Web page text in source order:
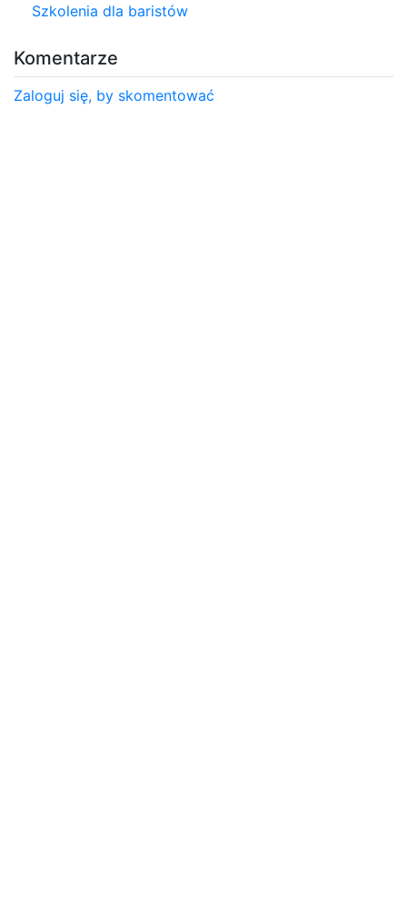
Szkolenia dla baristów
Komentarze
Zaloguj się, by skomentować